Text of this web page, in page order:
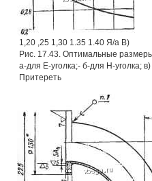
1,20 ,25 1,30 1.35 1.40 Я/а В)
Рис. 17.43. Оптимальные
а-для Е-уголка;- б-для Н-уголка;
Притереть